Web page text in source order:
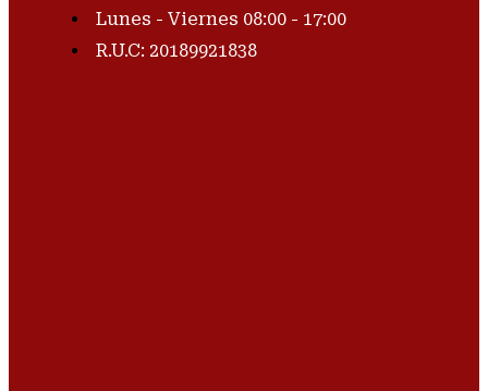
Lunes - Viernes 08:00 - 17:00
R.U.C: 20189921838